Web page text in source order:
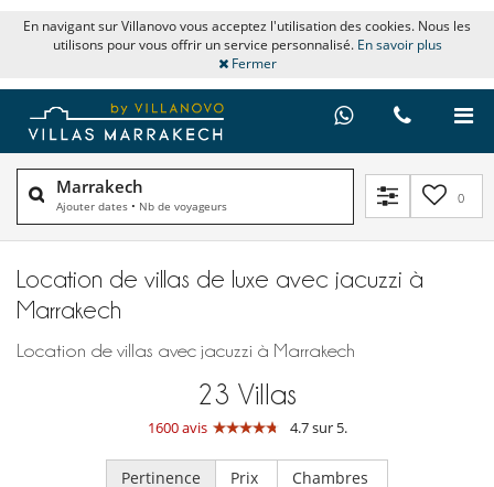
En navigant sur Villanovo vous acceptez l'utilisation des cookies. Nous les
utilisons pour vous offrir un service personnalisé. En savoir plus
Fermer
Marrakech
Ajouter dates • Nb de voyageurs 0
Location de villas de luxe avec jacuzzi à
Marrakech
Location de villas avec jacuzzi à Marrakech
23 Villas
1600 avis 4.7 sur 5.
Pertinence Prix Chambres